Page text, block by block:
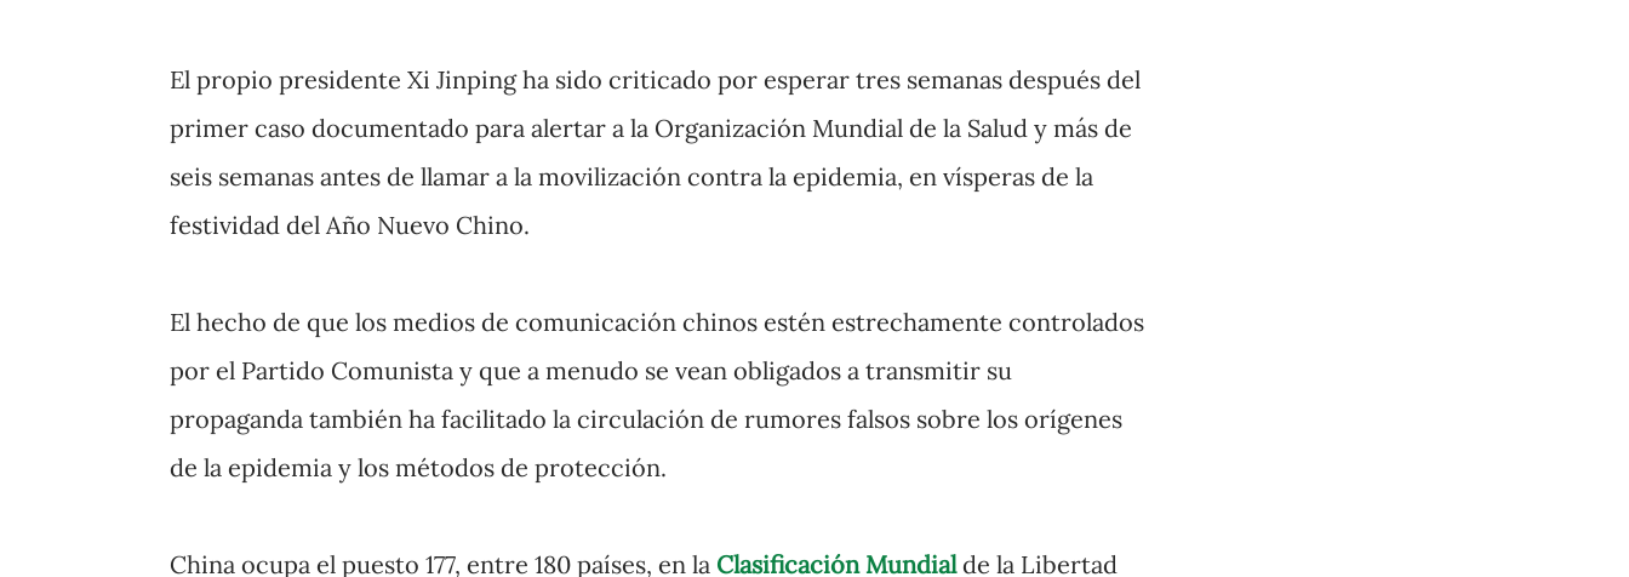
El propio presidente Xi Jinping ha sido criticado por esperar tres semanas después del
primer caso documentado para alertar a la Organización Mundial de la Salud y más de
seis semanas antes de llamar a la movilización contra la epidemia, en vísperas de la
festividad del Año Nuevo Chino.
El hecho de que los medios de comunicación chinos estén estrechamente controlados
por el Partido Comunista y que a menudo se vean obligados a transmitir su
propaganda también ha facilitado la circulación de rumores falsos sobre los orígenes
de la epidemia y los métodos de protección.
China ocupa el puesto 177, entre 180 países, en la Clasificación Mundialde la Libertad